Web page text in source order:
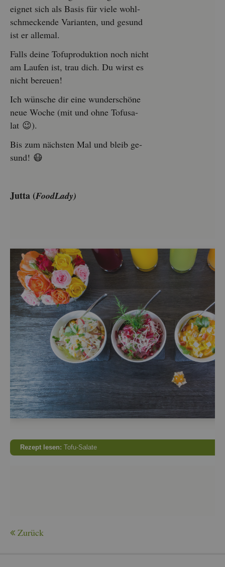
eig­net sich als Basis für viele wohl­
schme­cken­de Va­ri­an­ten, und ge­sund
ist er al­le­mal.
Falls deine To­fu­pro­duk­ti­on noch nicht
am Lau­fen ist, trau dich. Du wirst es
nicht be­reu­en!
Ich wün­sche dir eine wun­der­schö­ne
neue Woche (mit und ohne To­fu­sa­
lat 😉).
Bis zum nächs­ten Mal und bleib ge­
sund! 😷
Jutta (Food­La­dy)
Re­zept lesen: Tofu-Sa­la­te
Zu­rück